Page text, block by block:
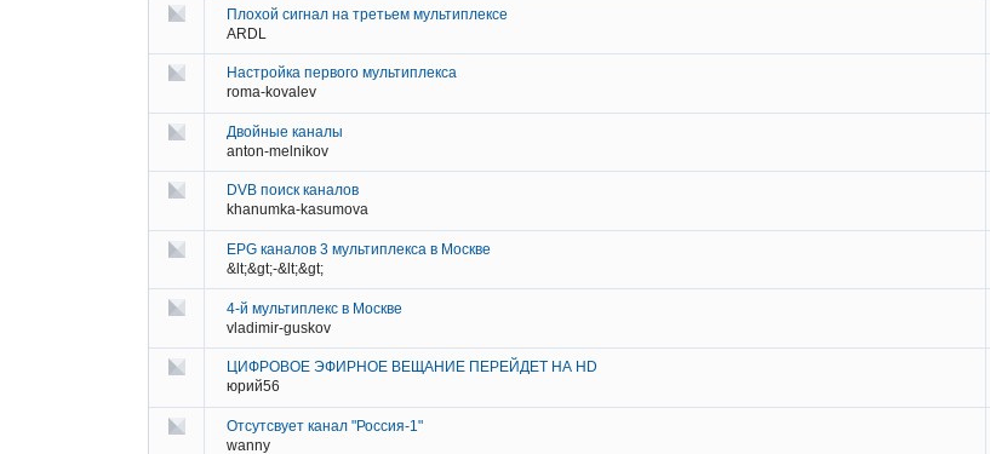
Плохой сигнал на третьем мультиплексе
ARDL
Настройка первого мультиплекса
roma-kovalev
Двойные каналы
anton-melnikov
DVB поиск каналов
khanumka-kasumova
EPG каналов 3 мультиплекса в Москве
&lt;&gt;-&lt;&gt;
4-й мультиплекс в Москве
vladimir-guskov
ЦИФРОВОЕ ЭФИРНОЕ ВЕЩАНИЕ ПЕРЕЙДЕТ НА HD
юрий56
Отсутсвует канал "Россия-1"
wanny